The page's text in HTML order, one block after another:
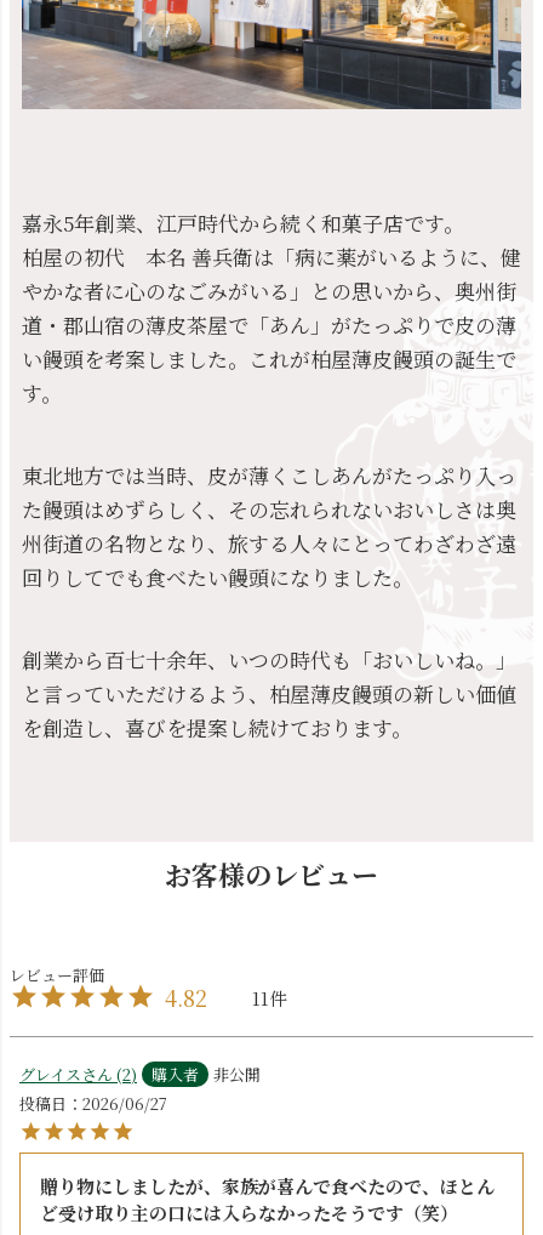
嘉永5年創業、江戸時代から続く和菓子店です。
柏屋の初代 本名 善兵衛は「病に薬がいるように、健
やかな者に心のなごみがいる」との思いから、奥州街
道・郡山宿の薄皮茶屋で「あん」がたっぷりで皮の薄
い饅頭を考案しました。これが柏屋薄皮饅頭の誕生で
す。
東北地方では当時、皮が薄くこしあんがたっぷり入っ
た饅頭はめずらしく、その忘れられないおいしさは奥
州街道の名物となり、旅する人々にとってわざわざ遠
回りしてでも食べたい饅頭になりました。
創業から百七十余年、いつの時代も「おいしいね。」
と言っていただけるよう、柏屋薄皮饅頭の新しい価値
を創造し、喜びを提案し続けております。
お客様のレビュー
4.82 11
グレイス 2 購入者
非公開
投稿日
2026/06/27
贈り物にしましたが、家族が喜んで食べたので、ほとん
ど受け取り主の口には入らなかったそうです（笑）